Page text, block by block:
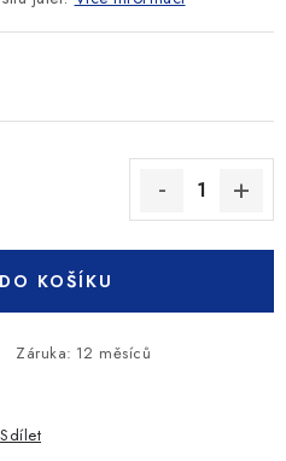
KOŠÍKU
Záruka: 12 měsíců
Sdílet